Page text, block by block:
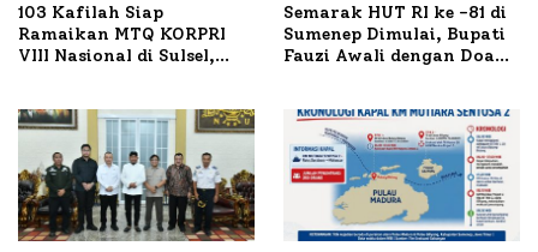
103 Kafilah Siap
Ramaikan MTQ KORPRI
VIII Nasional di Sulsel,
Semarak HUT RI ke -81 di
Sumenep Dimulai, Bupati
Fauzi Awali dengan Doa